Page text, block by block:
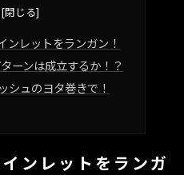
ンレットをランガン！
ーンは成立するか！？
シュのヨタ巻きで！
ンレットをランガ